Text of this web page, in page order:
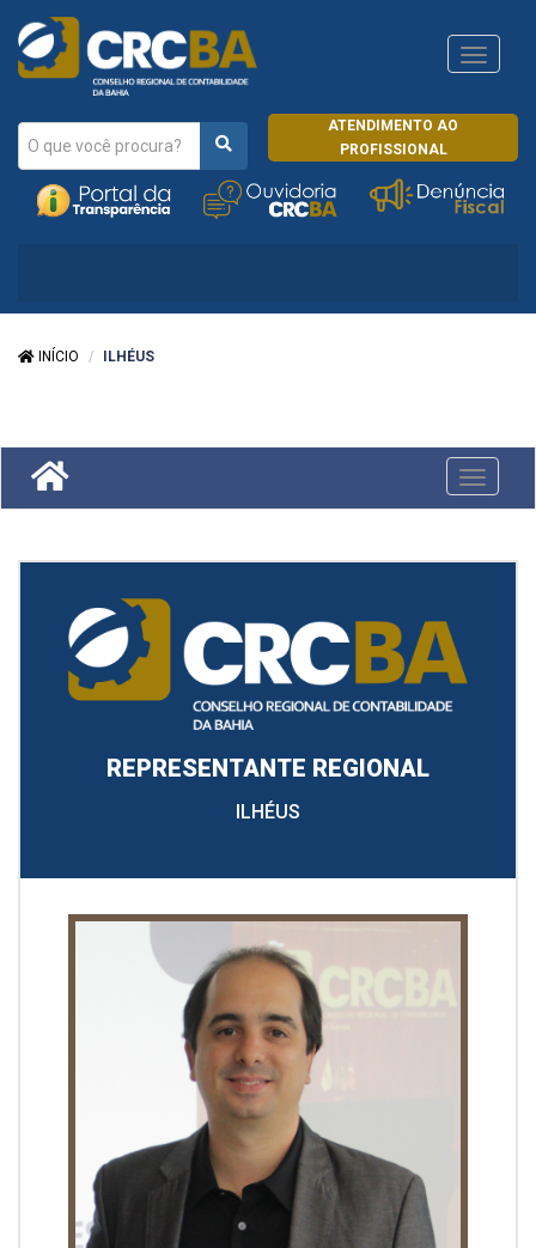
ATENDIMENTO AO
PROFISSIONAL
CRCRJ
INÍCIO ILHÉUS
Toggle
REPRESENTANTE REGIONAL
ILHÉUS